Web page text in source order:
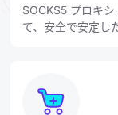
SOCKS5 プロキ
て、安全で安定し